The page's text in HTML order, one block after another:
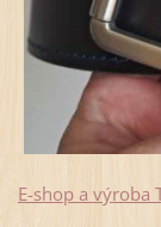
E-shop a výroba